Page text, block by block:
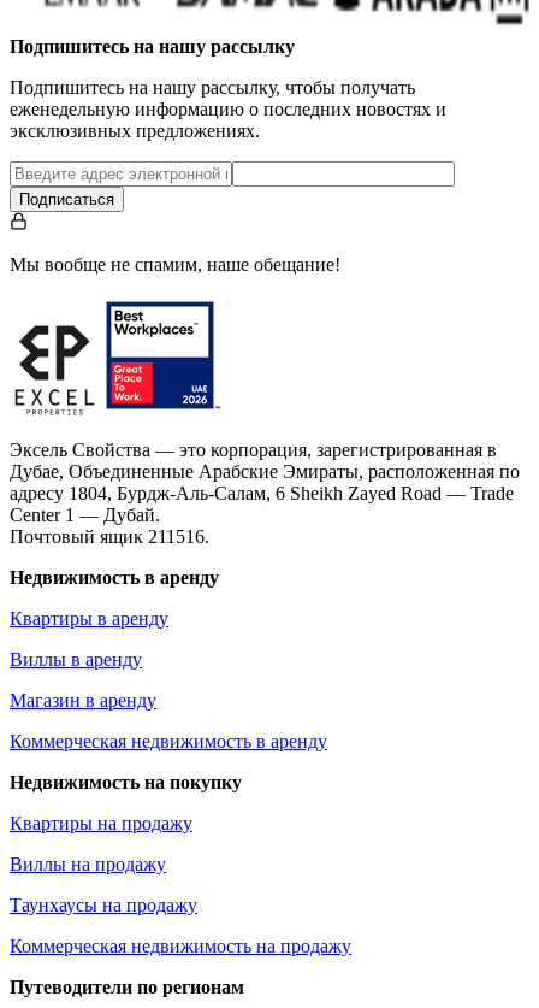
…
Подпишитесь на нашу рассылку
Подпишитесь на нашу рассылку, чтобы получать
еженедельную информацию о последних новостях и
эксклюзивных предложениях.
Подписаться
Мы вообще не спамим, наше обещание!
Эксель Свойства — это корпорация, зарегистрированная в
Дубае, Объединенные Арабские Эмираты, расположенная по
адресу 1804, Бурдж-Аль-Салам, 6 Sheikh Zayed Road — Trade
Center 1 — Дубай.
Почтовый ящик 211516.
Недвижимость в аренду
Квартиры в аренду
Виллы в аренду
Магазин в аренду
Коммерческая недвижимость в аренду
Недвижимость на покупку
Квартиры на продажу
Виллы на продажу
Таунхаусы на продажу
Коммерческая недвижимость на продажу
Путеводители по регионам